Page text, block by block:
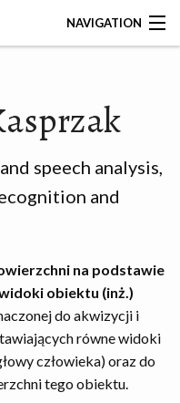
NAVIGATION
speech analysis,
and
na podstawie
obiektu (inż.)
do akwizycji i
równe widoki
człowieka) oraz do
tego obiektu.